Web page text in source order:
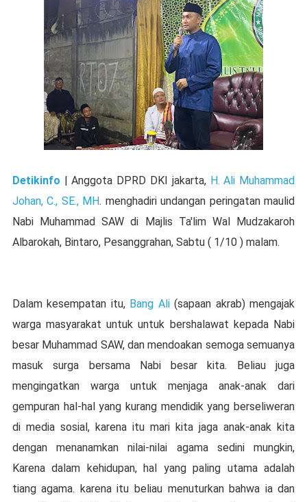
Detikinfo | Anggota DPRD DKI jakarta, H. Ali Muhammad
Johan, C., SE., MH. menghadiri undangan peringatan maulid
Nabi Muhammad SAW di Majlis Ta'lim Wal Mudzakaroh
Albarokah, Bintaro, Pesanggrahan, Sabtu ( 1/10 ) malam.
Dalam kesempatan itu, Bang Ali(sapaan akrab) mengajak
warga masyarakat untuk untuk bershalawat kepada Nabi
besar Muhammad SAW, dan mendoakan semoga semuanya
masuk surga bersama Nabi besar kita. Beliau juga
mengingatkan warga untuk menjaga anak-anak dari
gempuran hal-hal yang kurang mendidik yang berseliweran
di media sosial, karena itu mari kita jaga anak-anak kita
dengan menanamkan nilai-nilai agama sedini mungkin,
Karena dalam kehidupan, hal yang paling utama adalah
tiang agama. karena itu beliau menuturkan bahwa ia dan